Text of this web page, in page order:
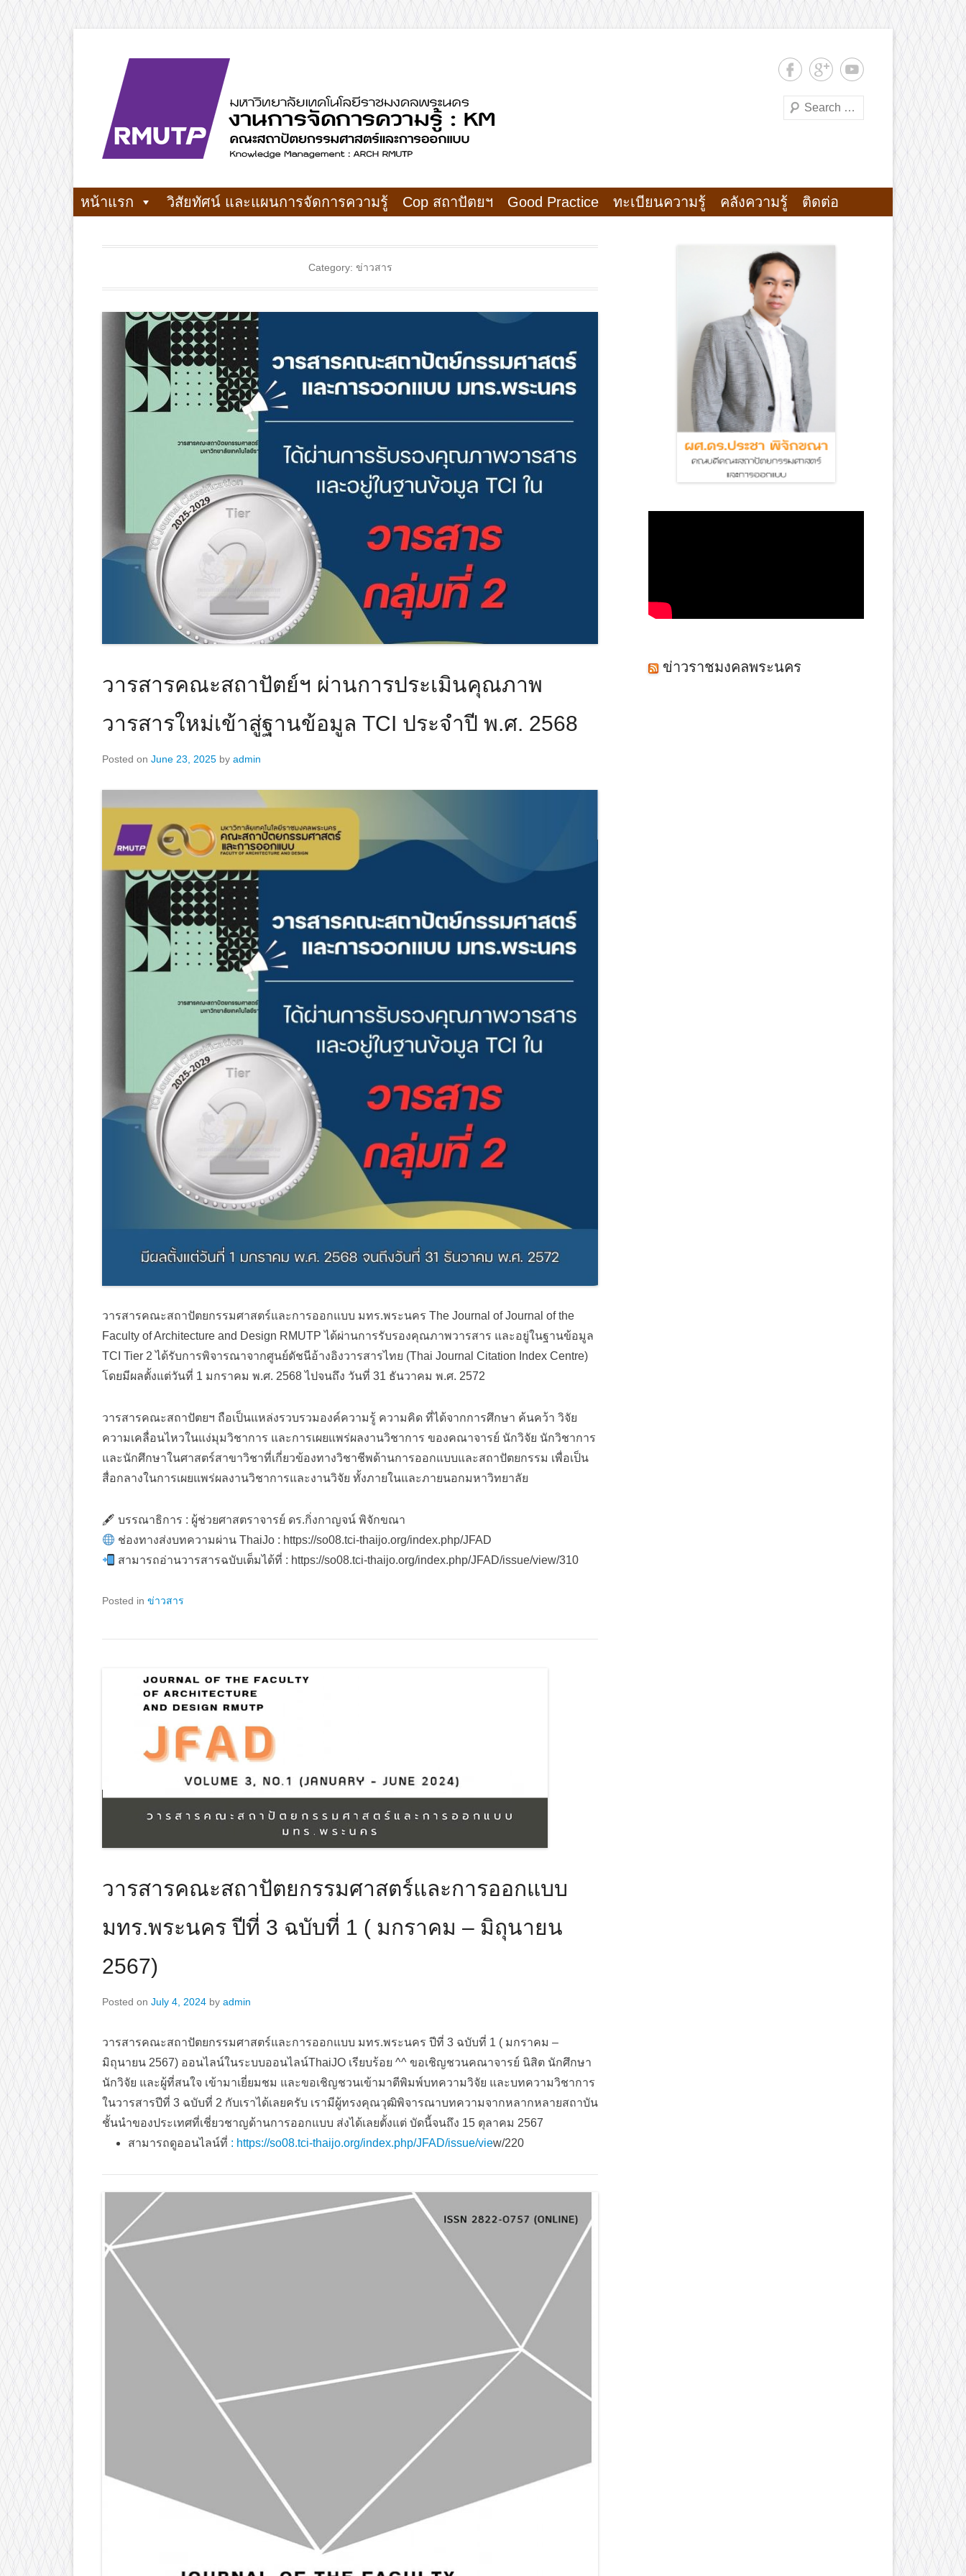
งานการจัดการความรู้ คณะสถาปัตยฯ มทร.พระนคร
Search
หน้าแรก วิสัยทัศน์ และแผนการจัดการความรู้ Cop สถาปัตยฯ Good Practice ทะเบียนความรู้ คลังความรู้ ติดต่อ
Category: ข่าวสาร
วารสารคณะสถาปัตย์ฯ ผ่านการประเมินคุณภาพ
วารสารใหม่เข้าสู่ฐานข้อมูล TCI ประจำปี พ.ศ. 2568
Posted on June 23, 2025 by admin
วารสารคณะสถาปัตยกรรมศาสตร์และการออกแบบ มทร.พระนคร The Journal of Journal of the
Faculty of Architecture and Design RMUTP ได้ผ่านการรับรองคุณภาพวารสาร และอยู่ในฐานข้อมูล
TCI Tier 2 ได้รับการพิจารณาจากศูนย์ดัชนีอ้างอิงวารสารไทย (Thai Journal Citation Index Centre)
โดยมีผลตั้งแต่วันที่ 1 มกราคม พ.ศ. 2568 ไปจนถึง วันที่ 31 ธันวาคม พ.ศ. 2572
วารสารคณะสถาปัตยฯ ถือเป็นแหล่งรวบรวมองค์ความรู้ ความคิด ที่ได้จากการศึกษา ค้นคว้า วิจัย
ความเคลื่อนไหวในแง่มุมวิชาการ และการเผยแพร่ผลงานวิชาการ ของคณาจารย์ นักวิจัย นักวิชาการ
และนักศึกษาในศาสตร์สาขาวิชาที่เกี่ยวข้องทางวิชาชีพด้านการออกแบบและสถาปัตยกรรม เพื่อเป็น
สื่อกลางในการเผยแพร่ผลงานวิชาการและงานวิจัย ทั้งภายในและภายนอกมหาวิทยาลัย
🖋 บรรณาธิการ : ผู้ช่วยศาสตราจารย์ ดร.กิ่งกาญจน์ พิจักขณา
ช่องทางส่งบทความผ่าน ThaiJo : https://so08.tci-thaijo.org/index.php/JFAD
สามารถอ่านวารสารฉบับเต็มได้ที่ : https://so08.tci-thaijo.org/index.php/JFAD/issue/view/310
Posted in ข่าวสาร
วารสารคณะสถาปัตยกรรมศาสตร์และการออกแบบ
มทร.พระนคร ปีที่ 3 ฉบับที่ 1 ( มกราคม – มิถุนายน
2567)
Posted on July 4, 2024 by admin
วารสารคณะสถาปัตยกรรมศาสตร์และการออกแบบ มทร.พระนคร ปีที่ 3 ฉบับที่ 1 ( มกราคม –
มิถุนายน 2567) ออนไลน์ในระบบออนไลน์ThaiJO เรียบร้อย ^^ ขอเชิญชวนคณาจารย์ นิสิต นักศึกษา
นักวิจัย และผู้ที่สนใจ เข้ามาเยี่ยมชม และขอเชิญชวนเข้ามาตีพิมพ์บทความวิจัย และบทความวิชาการ
ในวารสารปีที่ 3 ฉบับที่ 2 กับเราได้เลยครับ เรามีผู้ทรงคุณวุฒิพิจารณาบทความจากหลากหลายสถาบัน
ชั้นนำของประเทศที่เชี่ยวชาญด้านการออกแบบ ส่งได้เลยตั้งแต่ บัดนี้จนถึง 15 ตุลาคม 2567
สามารถดูออนไลน์ท ี่ : https://so08.tci-thaijo.org/index.php/JFAD/issue/view/220
ข่าวราชมงคลพระนคร